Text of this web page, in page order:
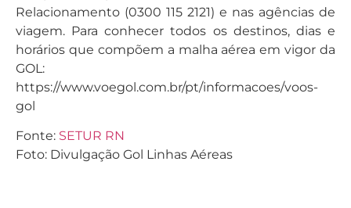
Relacionamento (0300 115 2121) e nas agências de
viagem. Para conhecer todos os destinos, dias e
horários que compõem a malha aérea em vigor da
GOL:
https://www.voegol.com.br/pt/informacoes/voos-
gol
Fonte: SETUR RN
Foto: Divulgação Gol Linhas Aéreas